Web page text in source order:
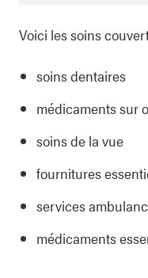
Voici les soins
soins dentaires
médicaments sur
soins de la vue
fournitures
services
médicaments